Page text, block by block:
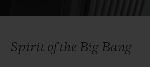
em borracha. A pulseira,
surgiu pela primeira vez em
estruturada e canelada. Cinco
Spirit of the Big Bang